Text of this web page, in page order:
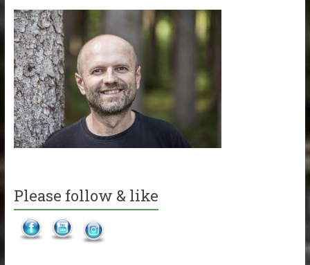
Please follow & like